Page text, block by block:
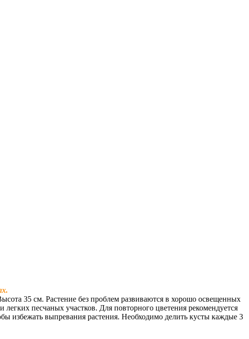
35 см. Растение без проблем развиваются в хорошо освещенных
песчаных участков. Для повторного цветения рекомендуется
избежать выпревания растения. Необходимо делить кусты каждые 3